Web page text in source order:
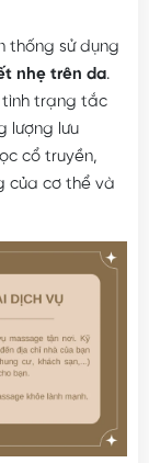
thống sử dụng
nhẹ trên da.
tình trạng tắc
lượng lưu
cổ truyền,
của cơ thể và